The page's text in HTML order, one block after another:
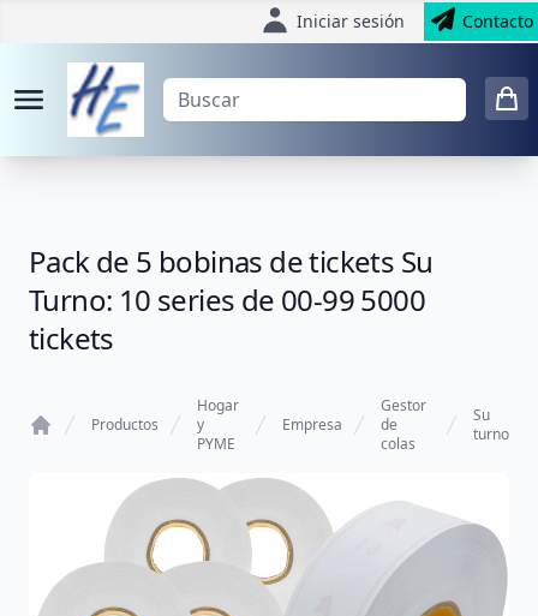
Iniciar sesión Contacto
Pack de 5 bobinas de tickets Su
Turno: 10 series de 00-99 5000
tickets
Productos
Hogar
y
PYME
Empresa
Gestor
de
colas
Su
turno